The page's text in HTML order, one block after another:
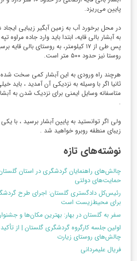
پایین می‌ریزد.
در محل برخورد آب به زمین آبگیر زیبایی
به آبشار بالی قایه، ابتدا باید وارد جاده
پس طی از ۱۷ کیلومتر، به روستای بالی
روستا نیز حدود ۵۰۰ متر است.
هرچند راه ورودی به این آبشار کمی سخت
ثانیا اگر با وسیله به نزدیکی آن آمدید ، باید
متاسفانه وسایل ایمنی برای نزدیک شدن به
.
ولی اگر توانستید به پایین آبشار برسید ، با
زیبای منطقه روبرو خواهید شد .
نوشته‌های تازه
چالش‌های راهنمایان گردشگری در استان
حمایت‌های دولتی
رئیس‌کل دادگستری گلستان: اجرای طرح
برای محیط‌زیست است
سفر به گلستان در بهار: بهترین مکان‌ها و
اولین جلسه کارگروه گردشگری گلستان | از
چالش‌های روستای زیارت
فریال علیمردانی